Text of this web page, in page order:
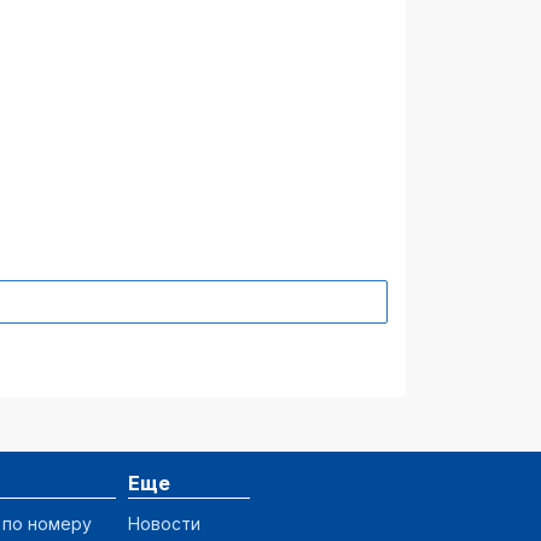
12.12.22 подробнее
27.10.22 подробнее
номеру
Еще
Новости